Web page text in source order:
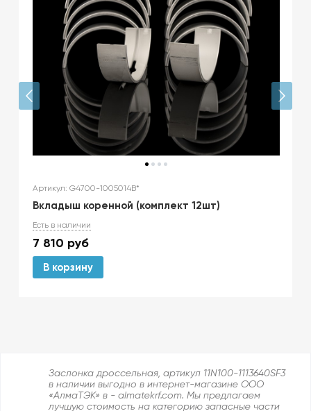
Артикул: G4700-1005014B*
Вкладыш коренной (комплект 12шт)
Есть в наличии
7 810 руб
В корзину
Заслонка дроссельная, артикул 11N100-1113640SF3
в наличии выгодно в интернет-магазине ООО
«АлмаТЭК» в - almatekrf.com. Мы предлагаем
лучшую стоимость на категорию запасные части